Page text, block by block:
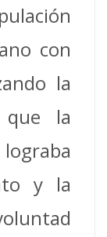
con
la
la
y la